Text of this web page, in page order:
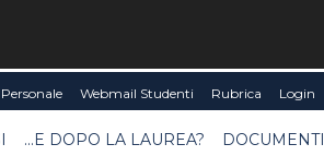
Webmail Studenti Rubrica Login
...E DOPO LA LAUREA?